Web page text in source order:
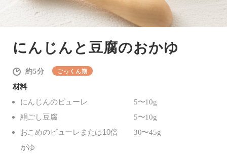
にんじんと豆腐のおかゆ
5 ごっくん期
材料
にんじんのピューレ 5〜10g
絹ごし豆腐 5〜10g
おこめのピューレまたは10倍
がゆ
30〜45g